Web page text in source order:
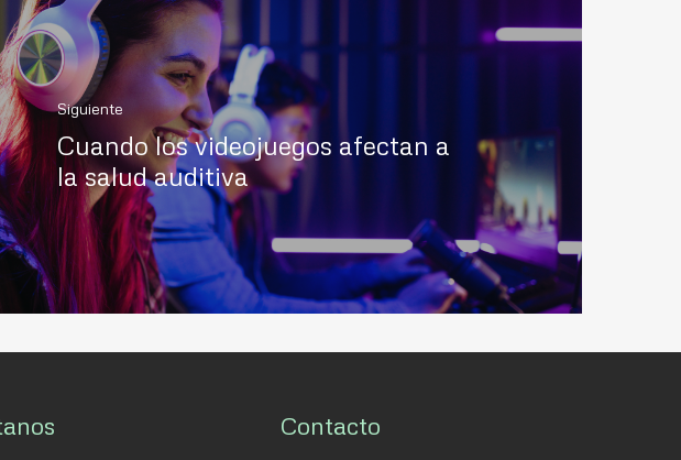
Siguiente
Cuando los videojuegos afectan a
la salud auditiva
Contacto